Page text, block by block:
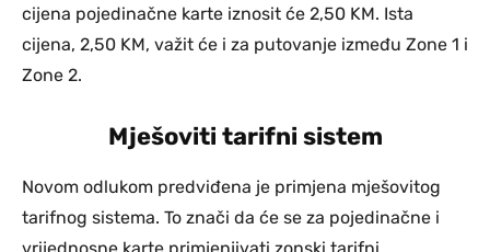
cijena pojedinačne karte iznosit će 2,50 KM. Ista
cijena, 2,50 KM, važit će i za putovanje između Zone 1 i
Zone 2.
Mješoviti tarifni sistem
Novom odlukom predviđena je primjena mješovitog
tarifnog sistema. To znači da će se za pojedinačne i